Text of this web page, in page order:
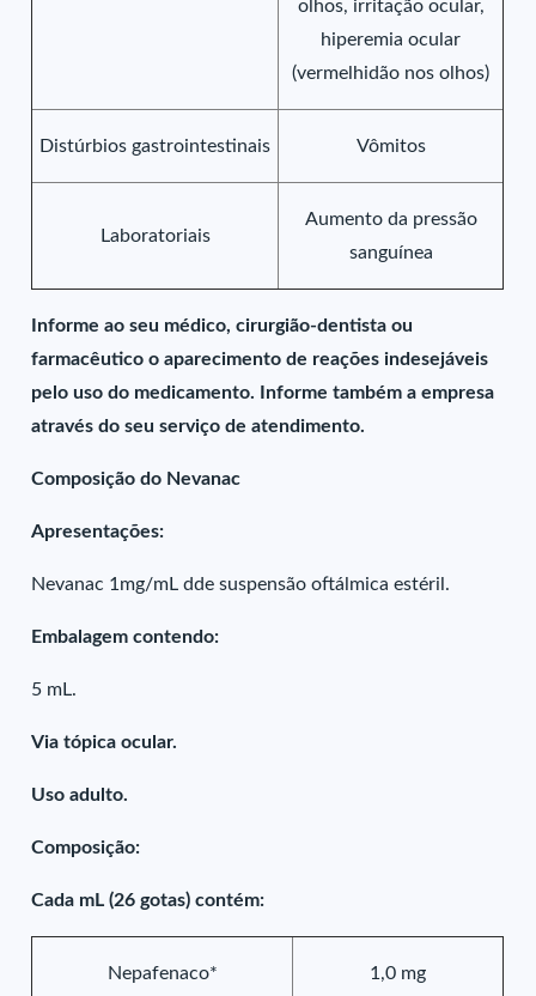
olhos, irritação ocular,
hiperemia ocular
(vermelhidão nos olhos)
Distúrbios gastrointestinais Vômitos
Laboratoriais
Aumento da pressão
sanguínea
Informe ao seu médico, cirurgião-dentista ou
farmacêutico o aparecimento de reações indesejáveis
pelo uso do medicamento. Informe também a empresa
através do seu serviço de atendimento.
Composição do Nevanac
Apresentações:
Nevanac 1mg/mL dde suspensão oftálmica estéril.
Embalagem contendo:
5 mL.
Via tópica ocular.
Uso adulto.
Composição:
Cada mL (26 gotas) contém:
Nepafenaco* 1,0 mg